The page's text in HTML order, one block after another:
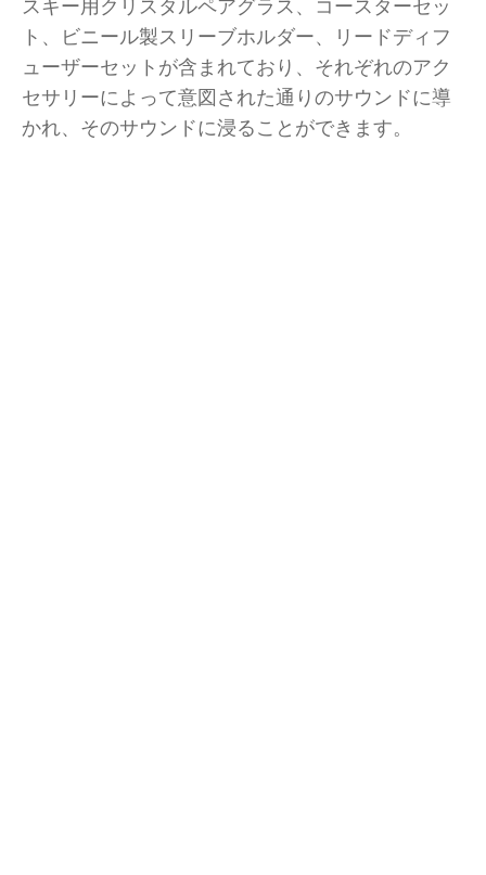
スキー用クリスタルペアグラス、コースターセッ
ト、ビニール製スリーブホルダー、リードディフ
ューザーセットが含まれており、それぞれのアク
セサリーによって意図された通りのサウンドに導
かれ、そのサウンドに浸ることができます。